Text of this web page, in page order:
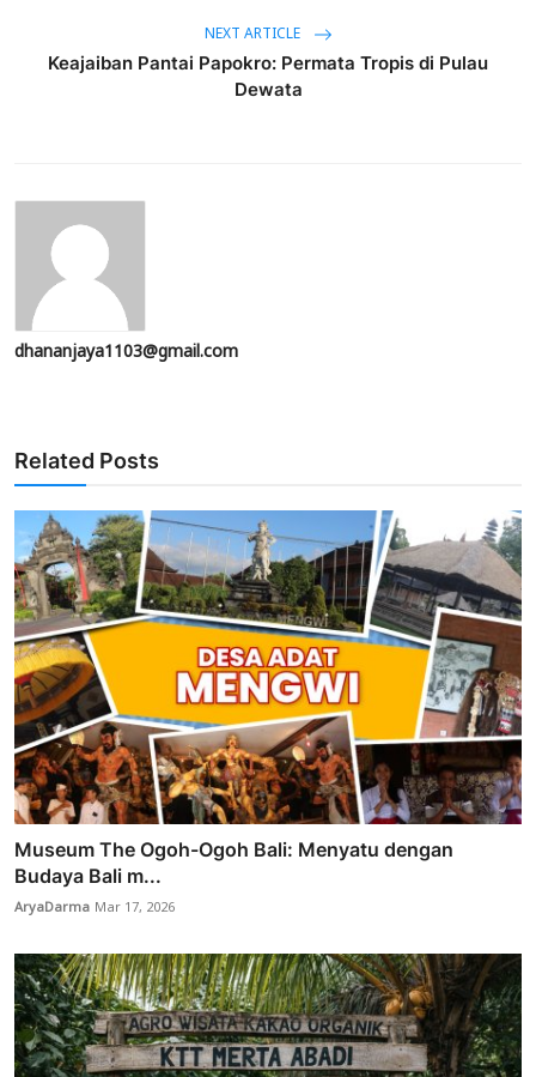
NEXT ARTICLE
Keajaiban Pantai Papokro: Permata Tropis di Pulau
Dewata
dhananjaya1103@gmail.com
Related Posts
Museum The Ogoh-Ogoh Bali: Menyatu dengan
Budaya Bali m...
AryaDarma Mar 17, 2026